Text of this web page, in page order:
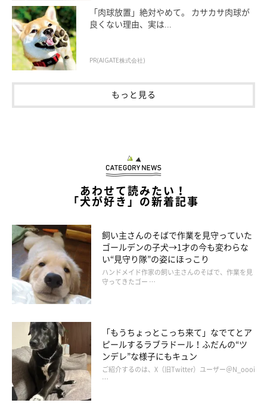
「肉球放置」絶対やめて。 カサカサ肉球が
良くない理由、実は...
PR(AIGATE株式会社)
もっと見る
あわせて読みたい！
「犬が好き」の新着記事
飼い主さんのそばで作業を見守っていた
ゴールデンの子犬→1才の今も変わらな
い“見守り隊”の姿にほっこり
ハンドメイド作家の飼い主さんのそばで、作業を見
守ってきたゴー …
「もうちょっとこっち来て」なでてとア
ピールするラブラドール！ふだんの“ツ
ンデレ”な様子にもキュン
ご紹介するのは、X（旧Twitter）ユーザー＠N_oooi
…